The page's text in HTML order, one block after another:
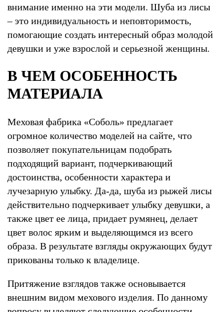
внимание именно на эти модели. Шуба из лисы
– это индивидуальность и неповторимость,
помогающие создать интересный образ молодой
девушки и уже взрослой и серьезной женщины.
В ЧЕМ ОСОБЕННОСТЬ
МАТЕРИАЛА
Меховая фабрика «Соболь» предлагает
огромное количество моделей на сайте, что
позволяет покупательницам подобрать
подходящий вариант, подчеркивающий
достоинства, особенности характера и
лучезарную улыбку. Да-да, шуба из рыжей лисы
действительно подчеркивает улыбку девушки, а
также цвет ее лица, придает румянец, делает
цвет волос ярким и выделяющимся из всего
образа. В результате взгляды окружающих будут
прикованы только к владелице.
Притяжение взглядов также основывается
внешним видом мехового изделия. По данному